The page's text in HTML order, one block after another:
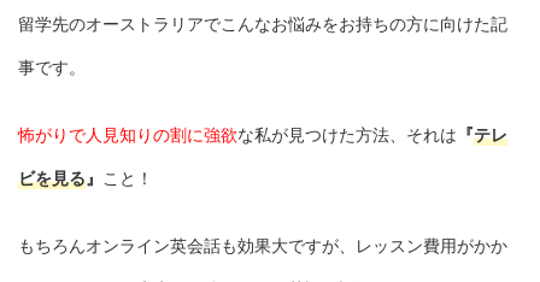
留学先のオーストラリアでこんなお悩みをお持ちの方に向けた記
事です。
怖がりで人見知りの割に強欲な私が見つけた方法、それは 『テレ
ビを見る』 こと！
もちろんオンライン英会話も効果大ですが、レッスン費用がかか